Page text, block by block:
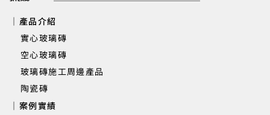
高雄住家 | 梯間牆玻璃磚設計案
｜產品介紹
實心玻璃磚
​ 空心玻璃磚
玻璃磚施工周邊產品
陶瓷磚
｜案例實績